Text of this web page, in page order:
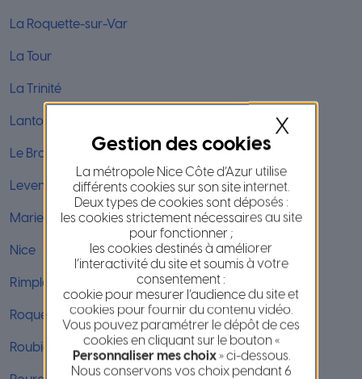
La Roquette-sur-Var
La Tour
La Trinité
Lantosque
Le Broc
Levens
Marie
Nice
Rimplas
Roquebilière
Roubion
X
La métropole Nice Côte d’Azur utilise
différents cookies sur son site internet.
Deux types de cookies sont déposés :
les cookies strictement nécessaires au site
pour fonctionner ;
les cookies destinés à améliorer
l’interactivité du site et soumis à votre
consentement :
cookie pour mesurer l’audience du site et
cookies pour fournir du contenu vidéo.
Vous pouvez paramétrer le dépôt de ces
cookies en cliquant sur le bouton «
Personnaliser mes choix» ci-dessous.
Nous conservons vos choix pendant 6